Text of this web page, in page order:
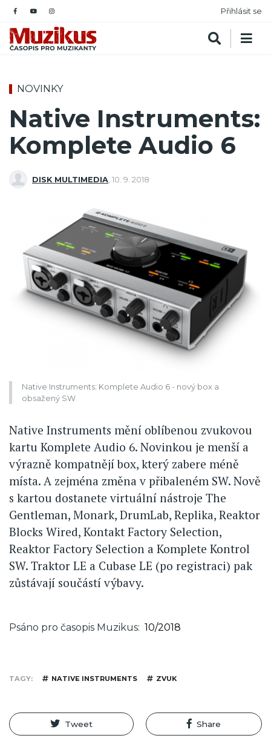
Přihlásit se
NOVINKY
Native Instruments:
Komplete Audio 6
DISK MULTIMEDIA 10. 9. 2018
Native Instruments: Komplete Audio 6 - nový box a
obsažený SW
Native Instruments mění oblíbenou zvukovou
kartu Komplete Audio 6. Novinkou je menší a
výrazně kompatnějí box, který zabere méně
místa. A zejména změna v přibaleném SW. Nově
s kartou dostanete virtuální nástroje The
Gentleman, Monark, DrumLab, Replika, Reaktor
Blocks Wired, Kontakt Factory Selection,
Reaktor Factory Selection a Komplete Kontrol
SW. Traktor LE a Cubase LE (po registraci) pak
zůstávají součástí výbavy.
Psáno pro časopis Muzikus 10/2018
TAGY NATIVE INSTRUMENTS ZVUK
Tweet Share